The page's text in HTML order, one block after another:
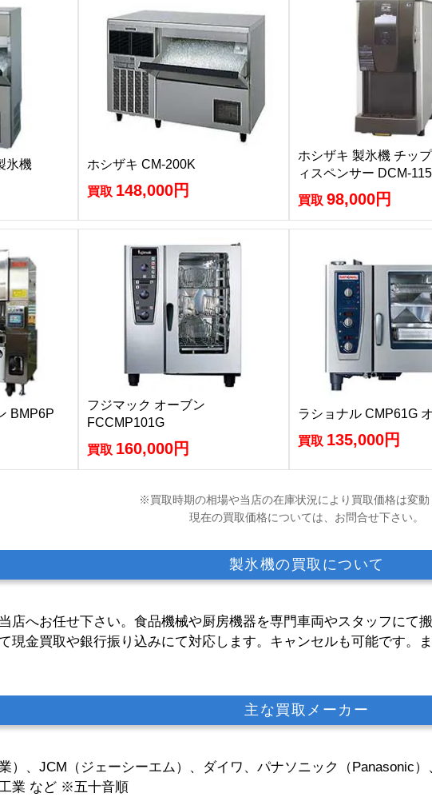
氷機
ホシザキ CM-200K
買取 148,000円
ホシザキ 製氷機 チッ
ィスペンサー DCM-
買取 98,000円
BMP6P
フジマック オーブン
FCCMP101G
買取 160,000円
ラショナル CMP61G
買取 135,000円
※買取時期の相場や当店の在庫状況により買取価格は変動
現在の買取価格については、お問合せ下さい。
製氷機の買取について
店へお任せ下さい。食品機械や厨房機器を専門車両やスタッフにて
現金買取や銀行振り込みにて対応します。キャンセルも可能です。
主な買取メーカー
）、JCM（ジェーシーエム）、ダイワ、パナソニック（Panasonic
工業 など ※五十音順